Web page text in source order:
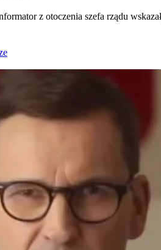
z otoczenia szefa rządu